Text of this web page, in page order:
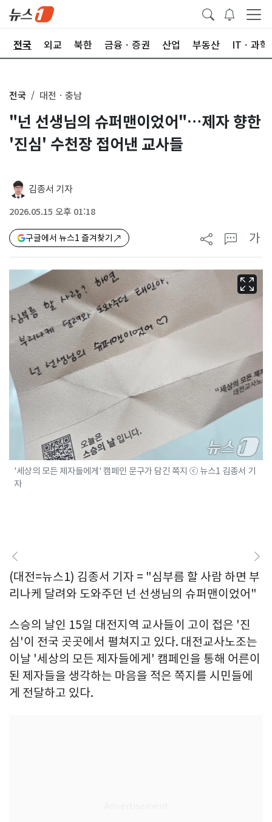
전국 외교 북한 금융ㆍ증권 산업 부동산 ITㆍ과학
전국 대전ㆍ충남
"넌 선생님의 슈퍼맨이었어"…제자 향한
'진심' 수천장 접어낸 교사들
김종서 기자
2026.05.15 오후 01:18
구글에서 뉴스1 즐겨찾기 가
'세상의 모든 제자들에게' 캠페인 문구가 담긴 쪽지 ⓒ 뉴스1 김종서 기
자
(대전=뉴스1) 김종서 기자 = "심부름 할 사람 하면 부
리나케 달려와 도와주던 넌 선생님의 슈퍼맨이었어"
스승의 날인 15일 대전지역 교사들이 고이 접은 '진
심'이 전국 곳곳에서 펼쳐지고 있다. 대전교사노조는
이날 '세상의 모든 제자들에게' 캠페인을 통해 어른이
된 제자들을 생각하는 마음을 적은 쪽지를 시민들에
게 전달하고 있다.